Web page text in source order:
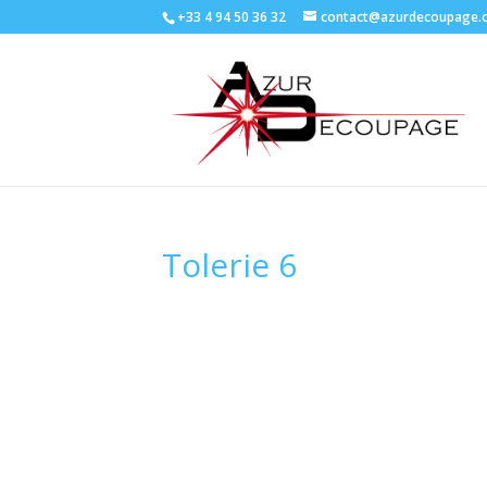
+33 4 94 50 36 32
Tolerie 6